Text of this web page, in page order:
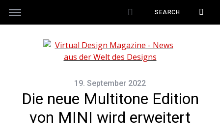
19. September 2022
Die neue Multitone Edition
von MINI wird erweitert